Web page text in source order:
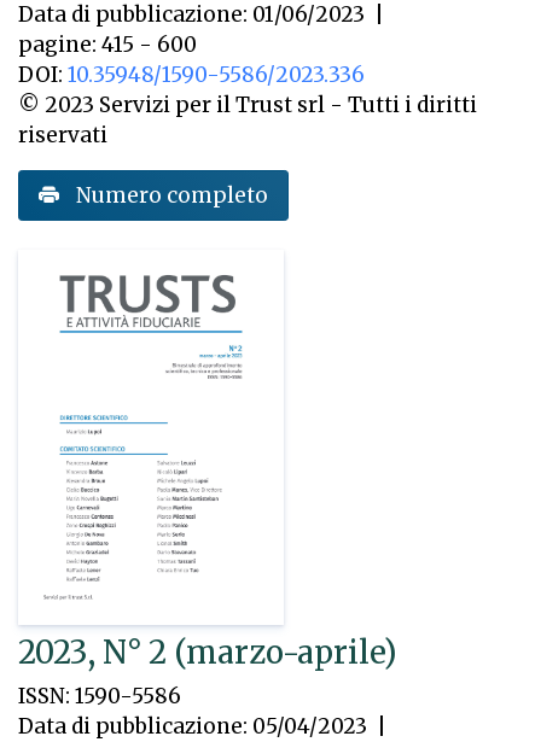
Data di pubblicazione: 01/06/2023
pagine: 415 - 600
DOI: 10.35948/1590-5586/2023.336
© 2023 Servizi per il Trust srl - Tutti i diritti
riservati
Numero completo
2023, N° 2 (marzo-aprile)
ISSN: 1590-5586
Data di pubblicazione: 05/04/2023